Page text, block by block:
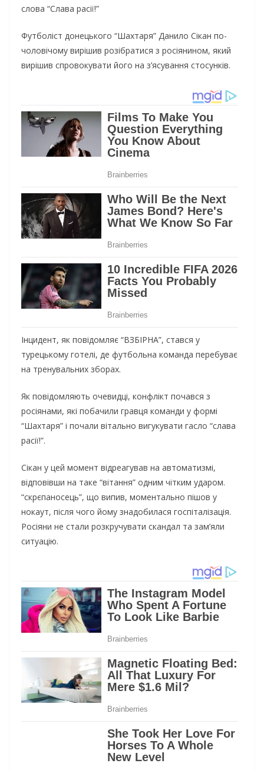
слова “Слава расії!”
Футболіст донецького “Шахтаря” Данило Сікан по-
чоловічому вирішив розібратися з росіянином, який
вирішив спровокувати його на з’ясування стосунків.
Інцидент, як повідомляє “ВЗБІРНА”, стався у
турецькому готелі, де футбольна команда перебуває
на тренувальних зборах.
Як повідомляють очевидці, конфлікт почався з
pосіянами, які побачили гравця команди у формі
“Шахтаря” і почали вітально вигукувати гасло “слава
pасії!”.
Сікан у цей момент відреагував на автоматизмі,
відповівши на таке “вітання” одним чітким ударом.
“cкрєпаносець”, що випив, моментально пішов у
нокаут, після чого йому знадобилася госпіталізація.
Росіяни не стали розкручувати скандал та зам’яли
ситуацію.